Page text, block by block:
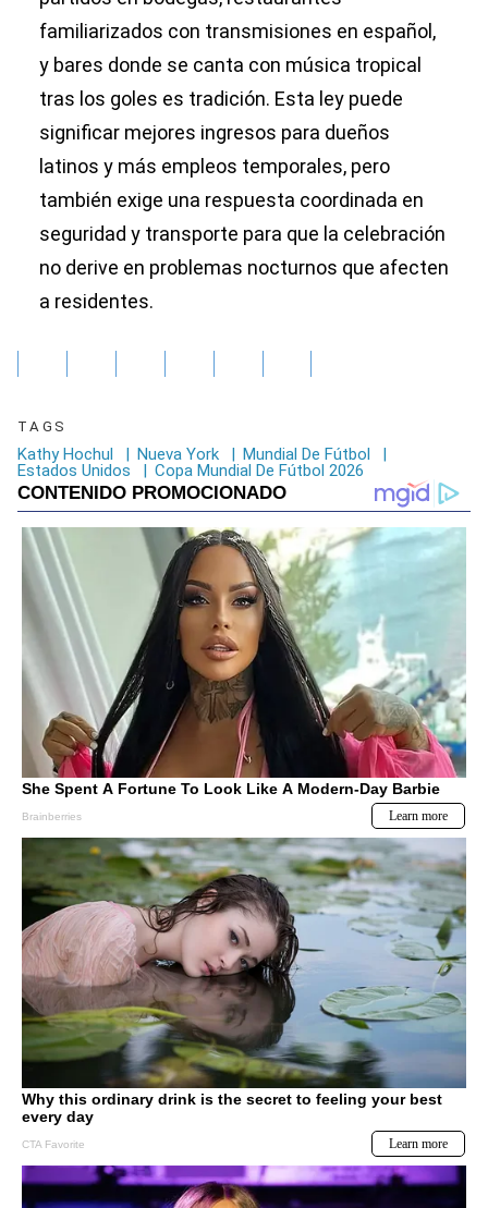
familiarizados con transmisiones en español,
y bares donde se canta con música tropical
tras los goles es tradición. Esta ley puede
significar mejores ingresos para dueños
latinos y más empleos temporales, pero
también exige una respuesta coordinada en
seguridad y transporte para que la celebración
no derive en problemas nocturnos que afecten
a residentes.
TAGS
Kathy Hochul | Nueva York | Mundial De Fútbol
|
Estados Unidos
| Copa Mundial De Fútbol 2026